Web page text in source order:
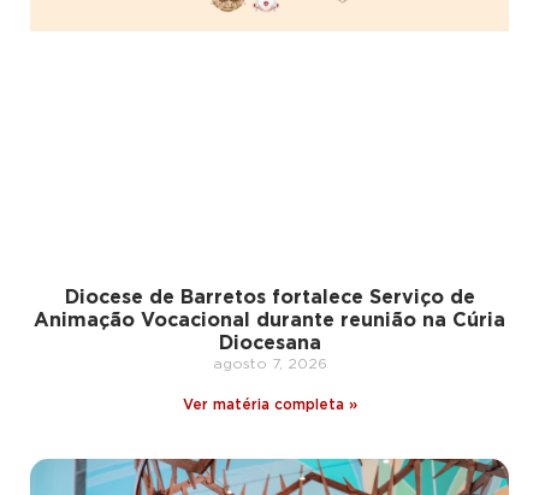
Diocese de Barretos fortalece Serviço de
Animação Vocacional durante reunião na Cúria
Diocesana
agosto 7, 2026
Ver matéria completa »